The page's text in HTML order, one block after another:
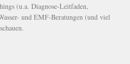
(u.a. Diagnose-Leitfaden,
und EMF-Beratungen (und viel
schauen.